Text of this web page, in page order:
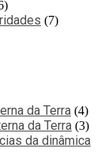
7
da Terra 4
da Terra 3
da dinâmica